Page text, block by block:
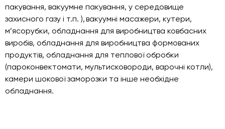
пакування, вакуумне пакування, у середовище
захисного газу і т.п. ), вакуумні масажери, кутери,
м’ясорубки, обладнання для виробництва ковбасних
виробів, обладнання для виробництва формованих
продуктів, обладнання для теплової обробки
(пароконвектомати, мультисковороди, варочні котли),
камери шокової заморозки та інше необхідне
обладнання.